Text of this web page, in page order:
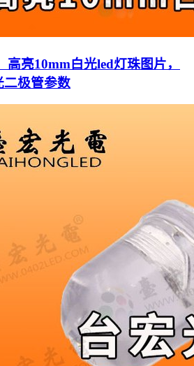
高亮10mm白光led灯珠图片，
二极管参数